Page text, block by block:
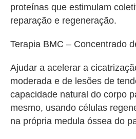
proteínas que estimulam
reparação e regeneração.
Terapia BMC – Concentrado
Ajudar a acelerar a
moderada e de lesões de
capacidade natural do corpo
mesmo, usando células
na própria medula óssea do